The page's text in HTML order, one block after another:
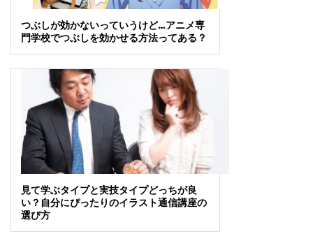
つぶしが効かないっていうけど…アニメ専
門学校でつぶしを効かせる方法ってある？
見て学ぶタイプと実技タイプどっちが良
い？自分にぴったりのイラスト通信講座の
選び方